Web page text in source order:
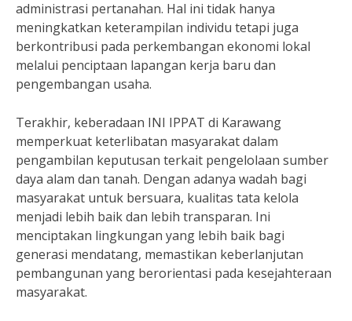
administrasi pertanahan. Hal ini tidak hanya
meningkatkan keterampilan individu tetapi juga
berkontribusi pada perkembangan ekonomi lokal
melalui penciptaan lapangan kerja baru dan
pengembangan usaha.
Terakhir, keberadaan INI IPPAT di Karawang
memperkuat keterlibatan masyarakat dalam
pengambilan keputusan terkait pengelolaan sumber
daya alam dan tanah. Dengan adanya wadah bagi
masyarakat untuk bersuara, kualitas tata kelola
menjadi lebih baik dan lebih transparan. Ini
menciptakan lingkungan yang lebih baik bagi
generasi mendatang, memastikan keberlanjutan
pembangunan yang berorientasi pada kesejahteraan
masyarakat.